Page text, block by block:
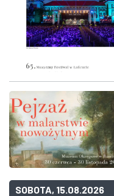
SOBOTA, 15.08.2026